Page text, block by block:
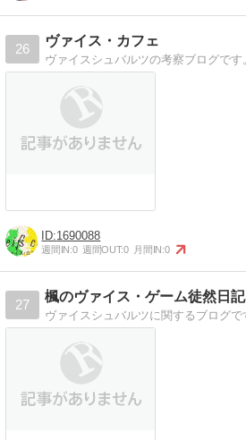
26
ヴァイス・カフェ
1690088
週間IN:0 週間OUT:0 月間IN:0
27
楓のヴァイス・ゲーム徒然日記